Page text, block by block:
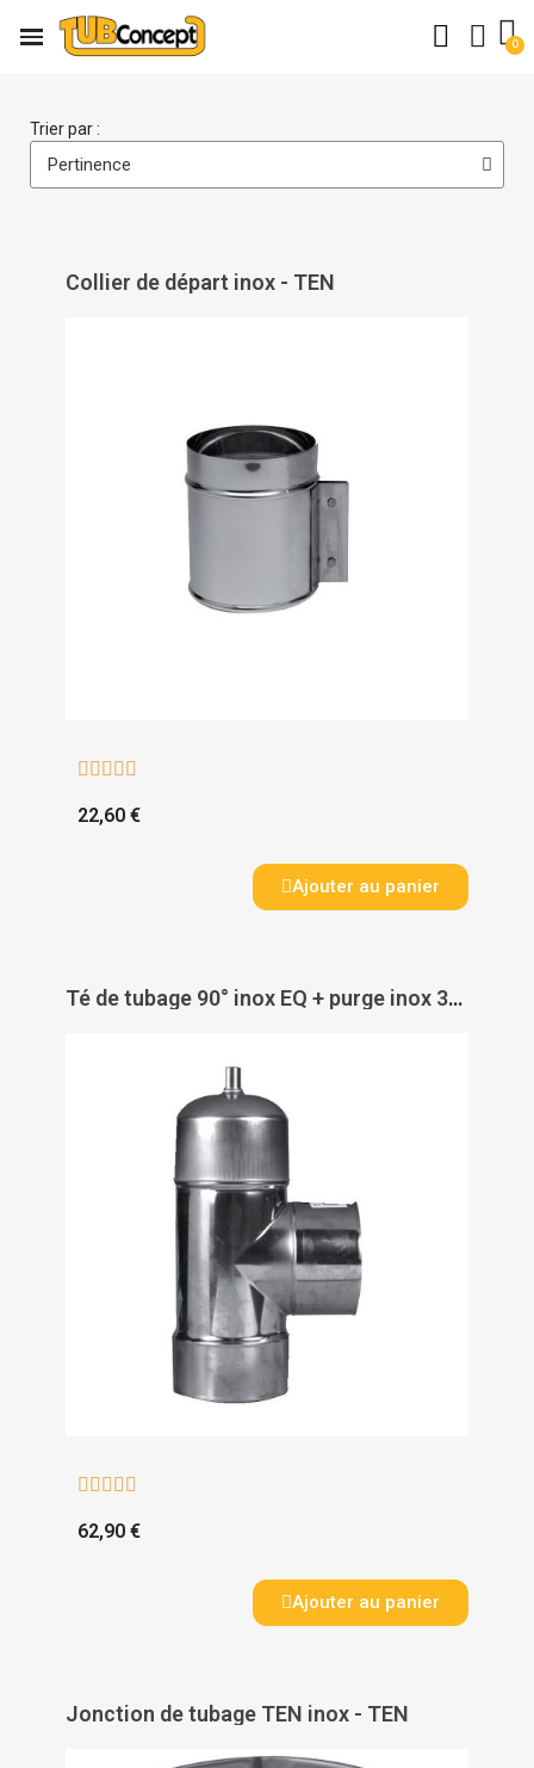
Trier par :
Collier de départ inox - TEN
    
22,60 €
Ajouter au panier
Té de tubage 90° inox EQ + purge inox 304 - TEN
    
62,90 €
Ajouter au panier
Jonction de tubage TEN inox - TEN